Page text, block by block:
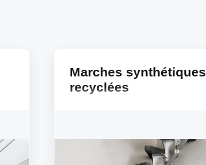
Marches synthétiques
recyclées